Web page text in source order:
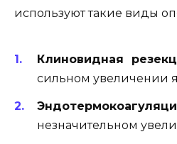
используют такие виды
Клиновидная
сильном увеличении
незначительном